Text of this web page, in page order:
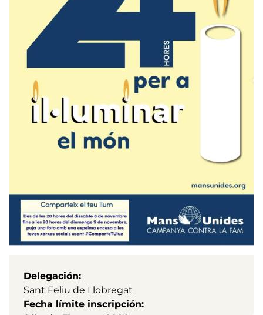
Delegación
Sant Feliu de Llobregat
Fecha límite inscripción